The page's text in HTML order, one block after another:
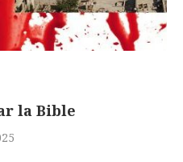
la Bible